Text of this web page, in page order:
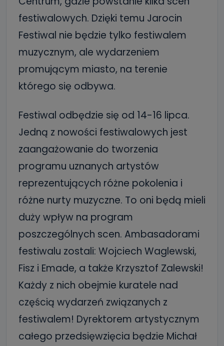
festiwalowych. Dzięki temu Jarocin
Festiwal nie będzie tylko festiwalem
muzycznym, ale wydarzeniem
promującym miasto, na terenie
którego się odbywa.
Festiwal odbędzie się od 14-16 lipca.
Jedną z nowości festiwalowych jest
zaangażowanie do tworzenia
programu uznanych artystów
reprezentujących różne pokolenia i
różne nurty muzyczne. To oni będą mieli
duży wpływ na program
poszczególnych scen. Ambasadorami
festiwalu zostali: Wojciech Waglewski,
Fisz i Emade, a także Krzysztof Zalewski!
Każdy z nich obejmie kuratele nad
częścią wydarzeń związanych z
festiwalem! Dyrektorem artystycznym
całego przedsięwzięcia będzie Michał